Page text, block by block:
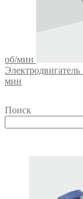
об/мин
мин
Поиск